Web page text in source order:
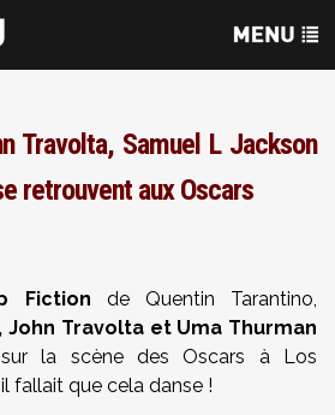
Travolta, Samuel L Jackson
retrouvent aux Oscars
Fiction de Quentin Tarantino,
John Travolta et Uma Thurman
la scène des Oscars à Los
fallait que cela danse !